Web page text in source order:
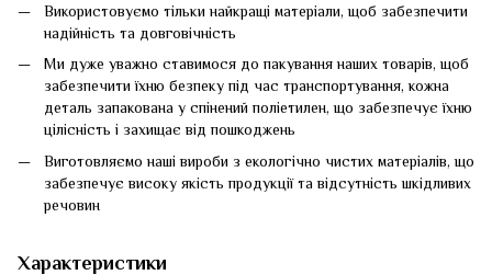
Використовуємо тільки найкращі матеріали, щоб забезпечити
надійність та довговічність
Ми дуже уважно ставимося до пакування наших товарів, щоб
забезпечити їхню безпеку під час транспортування, кожна
деталь запакована у спінений поліетилен, що забезпечує їхню
цілісність і захищає від пошкоджень
Виготовляємо наші вироби з екологічно чистих матеріалів, що
забезпечує високу якість продукції та відсутність шкідливих
речовин
Характеристики